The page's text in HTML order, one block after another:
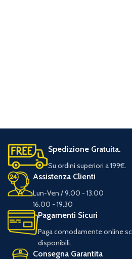
Spedizione Gratuita.
Su ordini superiori a 199€.
Assistenza Clienti
Lun-Ven / 9.00 - 13.00
16.00 - 19.30
Pagamenti Sicuri
Paga comodamente online
disponibili.
Consegna Garantita